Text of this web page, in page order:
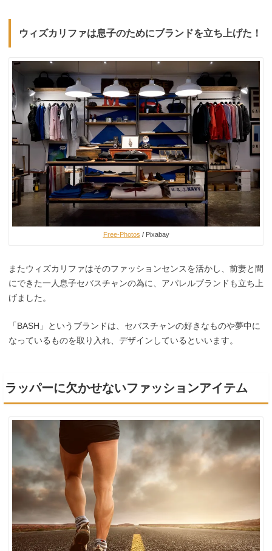
ウィズカリファは息子のためにブランドを立ち上げた！
Free-Photos / Pixabay
またウィズカリファはそのファッションセンスを活かし、前妻と間
にできた一人息子セバスチャンの為に、アパレルブランドも立ち上
げました。
「BASH」というブランドは、セバスチャンの好きなものや夢中に
なっているものを取り入れ、デザインしているといいます。
ラッパーに欠かせないファッションアイテム